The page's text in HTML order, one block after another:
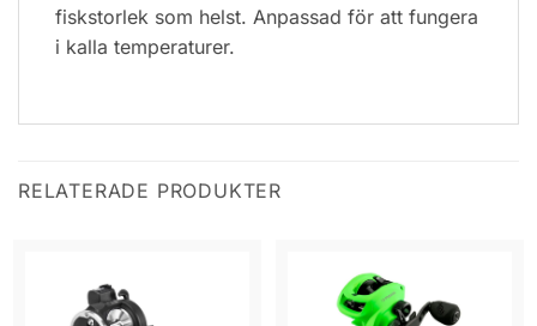
fiskstorlek som helst. Anpassad för att fungera
i kalla temperaturer.
RELATERADE PRODUKTER